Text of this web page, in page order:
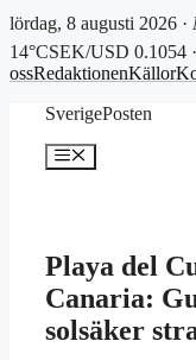
lördag, 8 augusti 2026 ·
14°CSEK/USD 0.1054
ossRedaktionenKällor
SverigePosten
Meny
Playa del
Canaria:
solsäker